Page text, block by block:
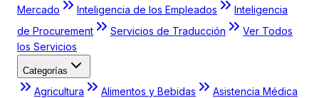
Mercado
Inteligencia de los Empleados
Inteligencia
de Procurement
Servicios de Traducción
Ver Todos
los Servicios
Categorías
Agricultura Alimentos y Bebidas
Asistencia Médica